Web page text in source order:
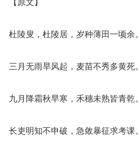
杜陵叟，杜陵居，岁种薄田一顷余。
三月无雨旱风起，麦苗不秀多黄死。
九月降霜秋早寒，禾穗未熟皆青乾。
长吏明知不申破，急敛暴征求考课。